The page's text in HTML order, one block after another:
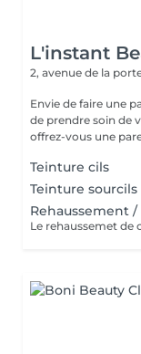
L'instant
2, avenue de la
Envie de faire une
de prendre soin de
offrez-vous une
Teinture cils
Teinture sourcils
Rehaussement